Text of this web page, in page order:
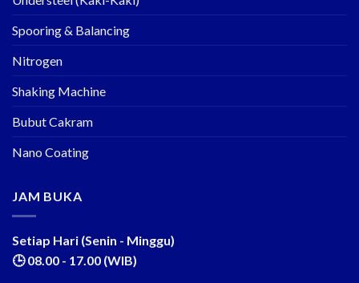
Spooring & Balancing
Nitrogen
Shaking Machine
Bubut Cakram
Nano Coating
JAM BUKA
Setiap Hari (Senin - Minggu)
🕒 08.00 - 17.00 (WIB)